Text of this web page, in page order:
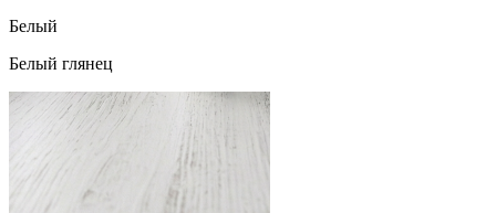
Белый
Белый глянец